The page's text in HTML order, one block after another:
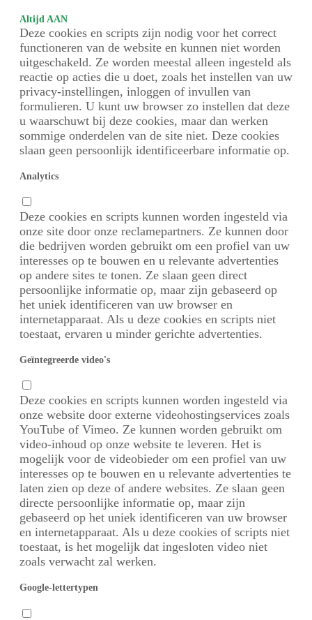
Altijd AAN
Deze cookies en scripts zijn nodig voor het correct
functioneren van de website en kunnen niet worden
uitgeschakeld. Ze worden meestal alleen ingesteld als
reactie op acties die u doet, zoals het instellen van uw
privacy-instellingen, inloggen of invullen van
formulieren. U kunt uw browser zo instellen dat deze
u waarschuwt bij deze cookies, maar dan werken
sommige onderdelen van de site niet. Deze cookies
slaan geen persoonlijk identificeerbare informatie op.
Analytics
Deze cookies en scripts kunnen worden ingesteld via
onze site door onze reclamepartners. Ze kunnen door
die bedrijven worden gebruikt om een profiel van uw
interesses op te bouwen en u relevante advertenties
op andere sites te tonen. Ze slaan geen direct
persoonlijke informatie op, maar zijn gebaseerd op
het uniek identificeren van uw browser en
internetapparaat. Als u deze cookies en scripts niet
toestaat, ervaren u minder gerichte advertenties.
Geïntegreerde video's
Deze cookies en scripts kunnen worden ingesteld via
onze website door externe videohostingservices zoals
YouTube of Vimeo. Ze kunnen worden gebruikt om
video-inhoud op onze website te leveren. Het is
mogelijk voor de videobieder om een profiel van uw
interesses op te bouwen en u relevante advertenties te
laten zien op deze of andere websites. Ze slaan geen
directe persoonlijke informatie op, maar zijn
gebaseerd op het uniek identificeren van uw browser
en internetapparaat. Als u deze cookies of scripts niet
toestaat, is het mogelijk dat ingesloten video niet
zoals verwacht zal werken.
Google-lettertypen